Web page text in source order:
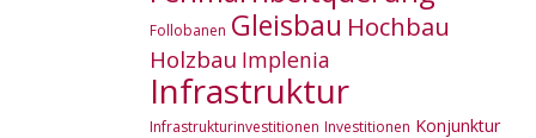
Follobanen Gleisbau Hochbau
Holzbau Implenia
Infrastruktur
Infrastrukturinvestitionen Investitionen Konjunktur